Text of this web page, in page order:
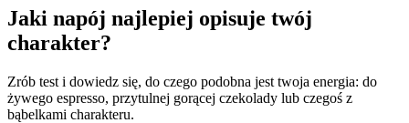
Jaki napój najlepiej opisuje twój
charakter?
Zrób test i dowiedz się, do czego podobna jest twoja energia: do
żywego espresso, przytulnej gorącej czekolady lub czegoś z
bąbelkami charakteru.